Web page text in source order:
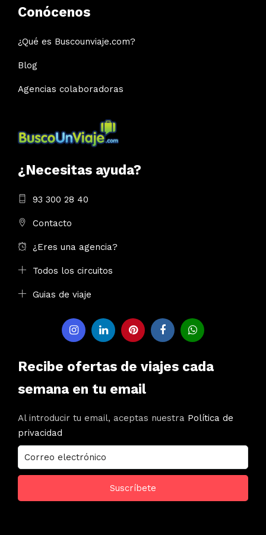
Conócenos
¿Qué es Buscounviaje.com?
Blog
Agencias colaboradoras
¿Necesitas ayuda?
93 300 28 40
Contacto
¿Eres una agencia?
Todos los circuitos
Guias de viaje
Recibe ofertas de viajes cada
semana en tu email
Al introducir tu email, aceptas nuestra Política de
privacidad